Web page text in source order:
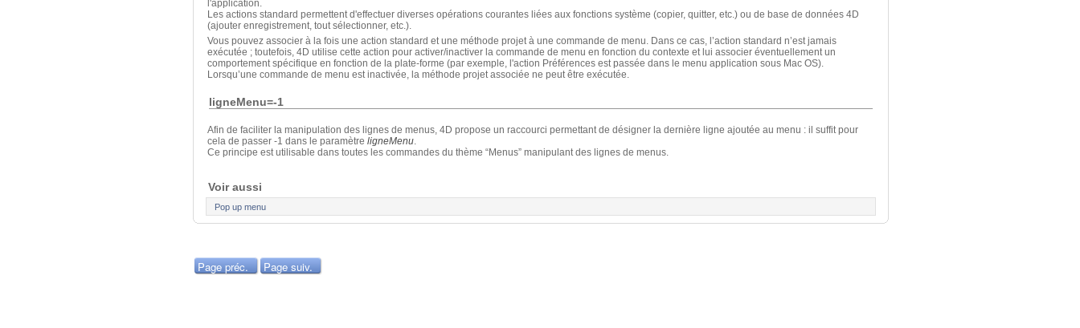
l'application.
Les actions standard permettent d'effectuer diverses opérations courantes liées aux fonctions système (copier, quitter, etc.) ou de base de données 4D
(ajouter enregistrement, tout sélectionner, etc.).
Vous pouvez associer à la fois une action standard et une méthode projet à une commande de menu. Dans ce cas, l’action standard n’est jamais
exécutée ; toutefois, 4D utilise cette action pour activer/inactiver la commande de menu en fonction du contexte et lui associer éventuellement un
comportement spécifique en fonction de la plate-forme (par exemple, l'action Préférences est passée dans le menu application sous Mac OS).
Lorsqu’une commande de menu est inactivée, la méthode projet associée ne peut être exécutée.
ligneMenu=-1
Afin de faciliter la manipulation des lignes de menus, 4D propose un raccourci permettant de désigner la dernière ligne ajoutée au menu : il suffit pour
cela de passer -1 dans le paramètre ligneMenu.
Ce principe est utilisable dans toutes les commandes du thème “Menus” manipulant des lignes de menus.
Voir aussi
Pop up menu
Page préc. Page suiv.